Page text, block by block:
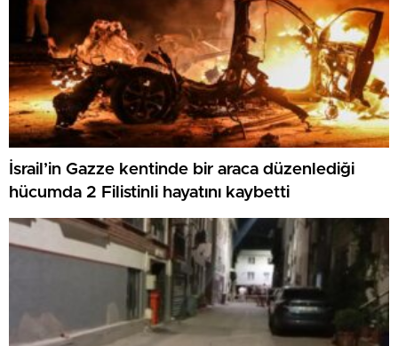
İsrail’in Gazze kentinde bir araca düzenlediği
hücumda 2 Filistinli hayatını kaybetti